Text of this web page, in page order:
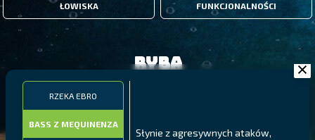
ŁOWISKA FUNKCJONALNOŚCI
RZEKA EBRO
BASS Z MEQUINENZA
Słynie z agresywnych ataków,
Ryba